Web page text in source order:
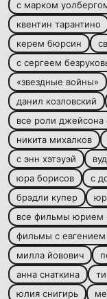
с марком
квентин тарантино
керем бюрсин
с сергеем
«звездные войны»
данил козловский
все роли джейсона
никита михалков
с энн хэтэуэй
юра борисов
с
брэдли купер
все фильмы юрием
фильмы с
милла йовович
анна снаткина
юлия снигирь